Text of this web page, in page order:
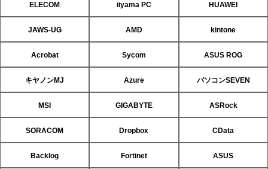
ELECOM iiyama PC HUAWEI
JAWS-UG AMD kintone
Acrobat Sycom ASUS ROG
キヤノンMJ Azure パソコンSEVEN
MSI GIGABYTE ASRock
SORACOM Dropbox CData
Backlog Fortinet ASUS